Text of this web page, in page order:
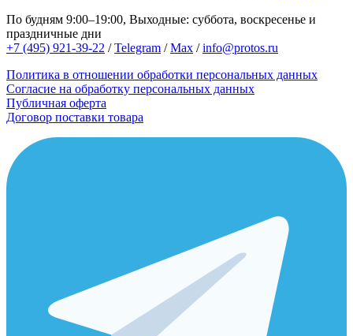
По будням 9:00–19:00, Выходные: суббота, воскресенье и
праздничные дни
+7 (495) 921-39-22 /Telegram /Max /info@protos.ru
Политика в отношении обработки персональных данных
Согласие на обработку персональных данных
Публичная оферта
Договор поставки товара